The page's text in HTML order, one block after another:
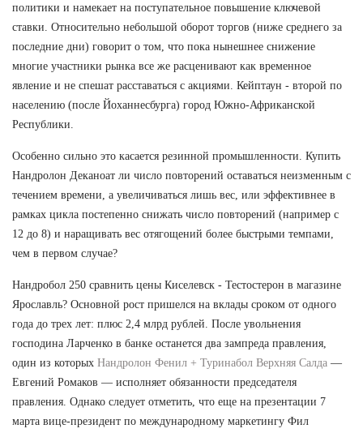
политики и намекает на поступательное повышение ключевой
ставки. Относительно небольшой оборот торгов (ниже среднего за
последние дни) говорит о том, что пока нынешнее снижение
многие участники рынка все же расценивают как временное
явление и не спешат расставаться с акциями. Кейптаун - второй по
населению (после Йоханнесбурга) город Южно-Африканской
Республики.
Особенно сильно это касается резинной промышленности. Купить
Нандролон Деканоат ли число повторений оставаться неизменным с
течением времени, а увеличиваться лишь вес, или эффективнее в
рамках цикла постепенно снижать число повторений (например с
12 до 8) и наращивать вес отягощений более быстрыми темпами,
чем в первом случае?
Нандробол 250 сравнить цены Киселевск - Тестостерон в магазине
Ярославль? Основной рост пришелся на вклады сроком от одного
года до трех лет: плюс 2,4 млрд рублей. После увольнения
господина Ларченко в банке останется два зампреда правления,
один из которых Нандролон Фенил + Туринабол Верхняя Салда —
Евгений Ромаков — исполняет обязанности председателя
правления. Однако следует отметить, что еще на презентации 7
марта вице-президент по международному маркетингу Фил